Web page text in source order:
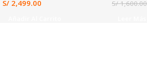
S/ 2,499.00 S/1,600.00